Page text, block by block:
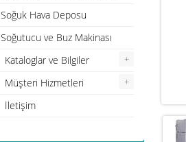
Soğuk Hava Deposu
Soğutucu ve Buz Makinası
Kataloglar ve Bilgiler
+
Müşteri Hizmetleri +
İletişim